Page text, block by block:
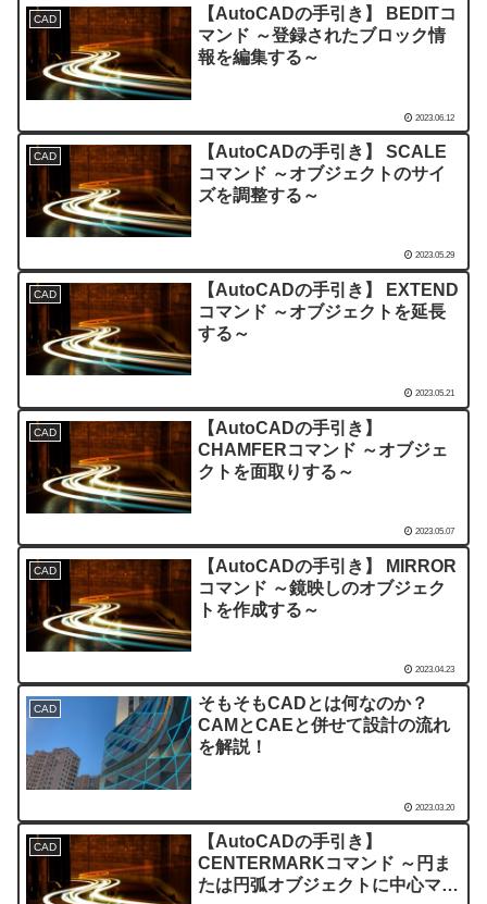
CAD
【AutoCADの手引き】 BEDITコ
マンド ～登録されたブロック情
報を編集する～
2023.06.12
CAD
【AutoCADの手引き】 SCALE
コマンド ～オブジェクトのサイ
ズを調整する～
2023.05.29
CAD
【AutoCADの手引き】 EXTEND
コマンド ～オブジェクトを延長
する～
2023.05.21
CAD
【AutoCADの手引き】
CHAMFERコマンド ～オブジェ
クトを面取りする～
2023.05.07
CAD
【AutoCADの手引き】 MIRROR
コマンド ～鏡映しのオブジェク
トを作成する～
2023.04.23
CAD
そもそもCADとは何なのか？
CAMとCAEと併せて設計の流れ
を解説！
2023.03.20
CAD
【AutoCADの手引き】
CENTERMARKコマンド ～円ま
たは円弧オブジェクトに中心マー